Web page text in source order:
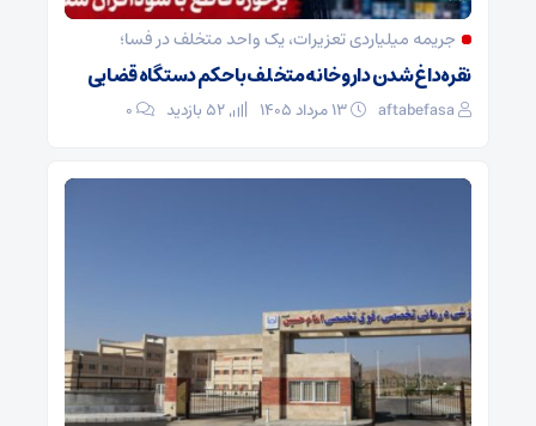
جریمه میلیاردی تعزیرات، یک واحد متخلف در فسا؛
نقره‌داغ شدن داروخانه متخلف با حکم دستگاه قضایی
aftabefasa ۰